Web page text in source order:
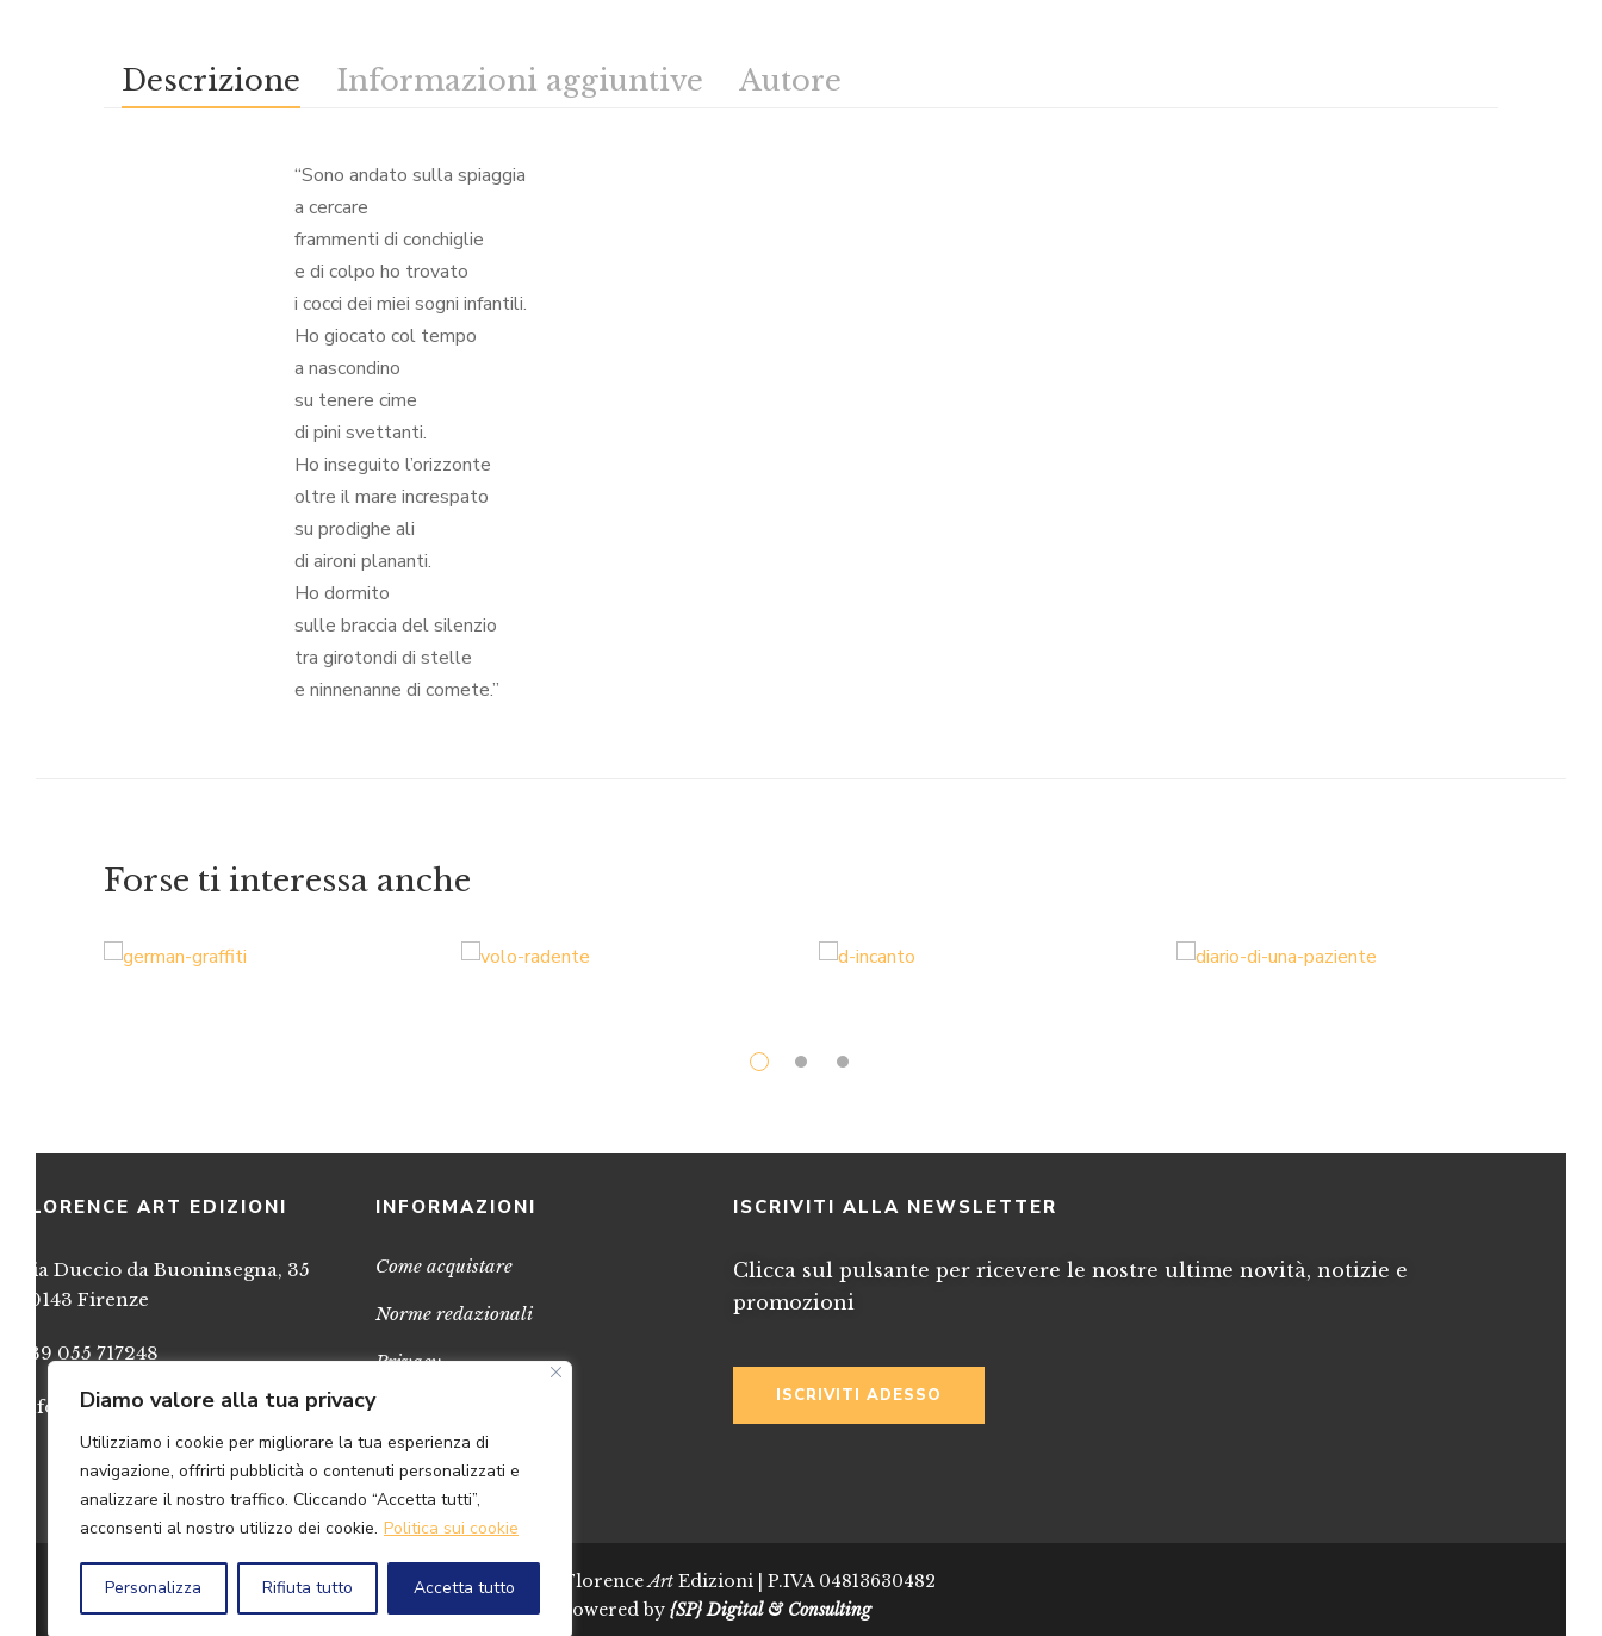
Diamo valore alla tua privacy
Utilizziamo i cookie per migliorare la tua esperienza di
navigazione, offrirti pubblicità o contenuti personalizzati e
analizzare il nostro traffico. Cliccando “Accetta tutti”,
acconsenti al nostro utilizzo dei cookie. Politica sui cookie
Personalizza Rifiuta tutto Accetta tutto
Descrizione Informazioni aggiuntive Autore
“Sono andato sulla spiaggia
a cercare
frammenti di conchiglie
e di colpo ho trovato
i cocci dei miei sogni infantili.
Ho giocato col tempo
a nascondino
su tenere cime
di pini svettanti.
Ho inseguito l’orizzonte
oltre il mare increspato
su prodighe ali
di aironi plananti.
Ho dormito
sulle braccia del silenzio
tra girotondi di stelle
e ninnenanne di comete.”
Forse ti interessa anche
FLORENCE ART EDIZIONI
Via Duccio da Buoninsegna, 35
50143 Firenze
+39 055 717248
info@FlorenceArtEdizioni.com
INFORMAZIONI
Come acquistare
Norme redazionali
Privacy
Credits
ISCRIVITI ALLA NEWSLETTER
Clicca sul pulsante per ricevere le nostre ultime novità, notizie e
promozioni
ISCRIVITI ADESSO
© 2024 Florence Art Edizioni | P.IVA 04813630482
Powered by {SP} Digital & Consulting